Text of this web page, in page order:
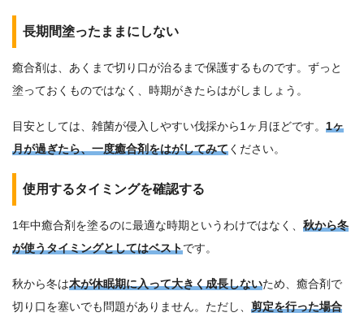
長期間塗ったままにしない
癒合剤は、あくまで切り口が治るまで保護するものです。ずっと
塗っておくものではなく、時期がきたらはがしましょう。
目安としては、雑菌が侵入しやすい伐採から1ヶ月ほどです。 1ヶ
月が過ぎたら、一度癒合剤をはがしてみてください。
使用するタイミングを確認する
1年中癒合剤を塗るのに最適な時期というわけではなく、 秋から冬
が使うタイミングとしてはベストです。
秋から冬は木が休眠期に入って大きく成長しないため、癒合剤で
切り口を塞いでも問題がありません。ただし、 剪定を行った場合